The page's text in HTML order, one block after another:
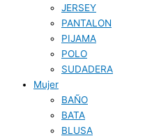
JERSEY
PANTALON
PIJAMA
POLO
SUDADERA
Mujer
BAÑO
BATA
BLUSA